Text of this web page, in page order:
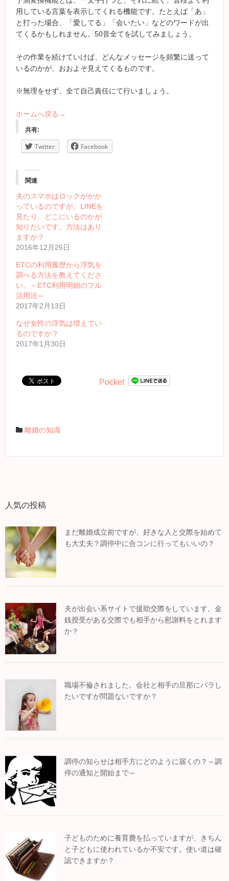
用している言葉を表示してくれる機能です。たとえば「あ」
と打った場合、「愛してる」「会いたい」などのワードが出
てくるかもしれません。50音全てを試してみましょう。
その作業を続けていけば、どんなメッセージを頻繁に送って
いるのかが、おおよそ見えてくるものです。
※無理をせず、全て自己責任にて行いましょう。
ホームへ戻る→
共有:
Twitter Facebook
関連
夫のスマホはロックがかか
っているのですが、LINEを
見たり、どこにいるのかが
知りたいです。方法はあり
ますか？
2016年12月26日
ETCの利用履歴から浮気を
調べる方法を教えてくださ
い。～ETC利用明細のフル
活用法～
2017年2月13日
なぜ女性の浮気は増えてい
るのですか？
2017年1月30日
Pocket
離婚の知識
人気の投稿
まだ離婚成立前ですが、好きな人と交際を始めて
も大丈夫？調停中に合コンに行ってもいいの？
夫が出会い系サイトで援助交際をしています。金
銭授受がある交際でも相手から慰謝料をとれます
か？
職場不倫されました。会社と相手の旦那にバラし
たいですが問題ないですか？
調停の知らせは相手方にどのように届くの？～調
停の通知と開始まで～
子どものために養育費を払っていますが、きちん
と子どもに使われているか不安です。使い道は確
認できますか？